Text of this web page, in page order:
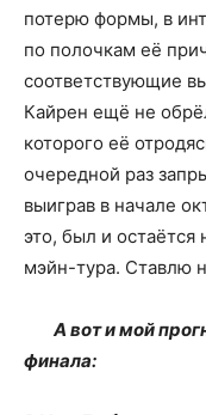
потерю формы, в
по полочкам её
соответствующие
Кайрен ещё не
которого её
очередной раз
выиграв в начале
это, был и
мэйн-тура. Ставлю
А вот и мой
финала: